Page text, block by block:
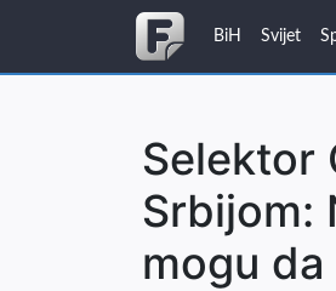
BiH Svijet
Selektor
Srbijom:
mogu